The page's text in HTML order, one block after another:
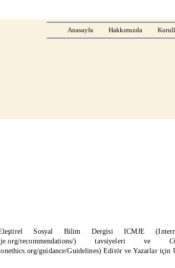
Anasayfa Hakkımızda
Sosyal Bilim Dergisi ICMJE
recommendations/) tavsiyeleri ve
guidance/Guidelines) Editör ve Yazarlar için